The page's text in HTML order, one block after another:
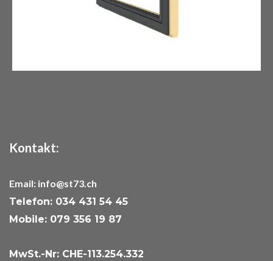
Kontakt:
Email: info@st73.ch
Telefon: 034 431 54 45
Mobile: 079 356 19 87
MwSt.-Nr: CHE-113.254.332